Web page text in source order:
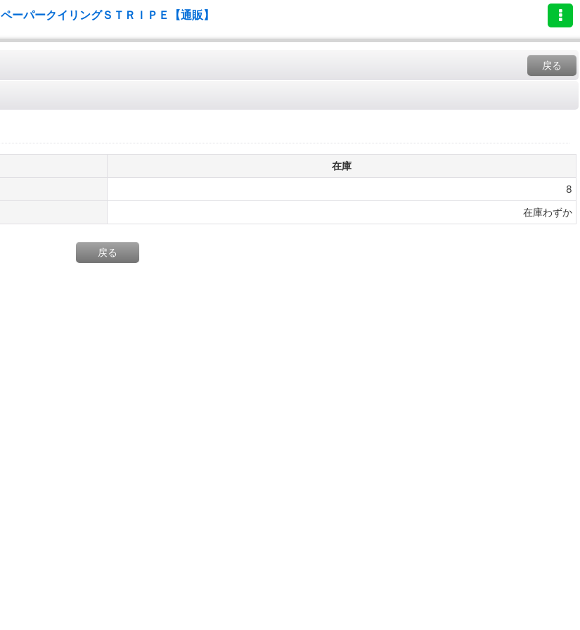
ペーパークイリングＳＴＲＩＰＥ【通販】
戻る
在庫
8
在庫わずか
戻る